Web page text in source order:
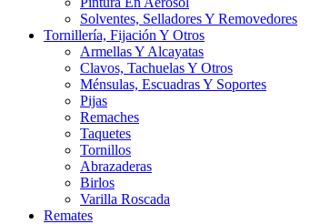
Solventes, Selladores Y Removedores
Tornillería, Fijación Y Otros
Armellas Y Alcayatas
Clavos, Tachuelas Y Otros
Ménsulas, Escuadras Y Soportes
Pijas
Remaches
Taquetes
Tornillos
Abrazaderas
Birlos
Varilla Roscada
Remates